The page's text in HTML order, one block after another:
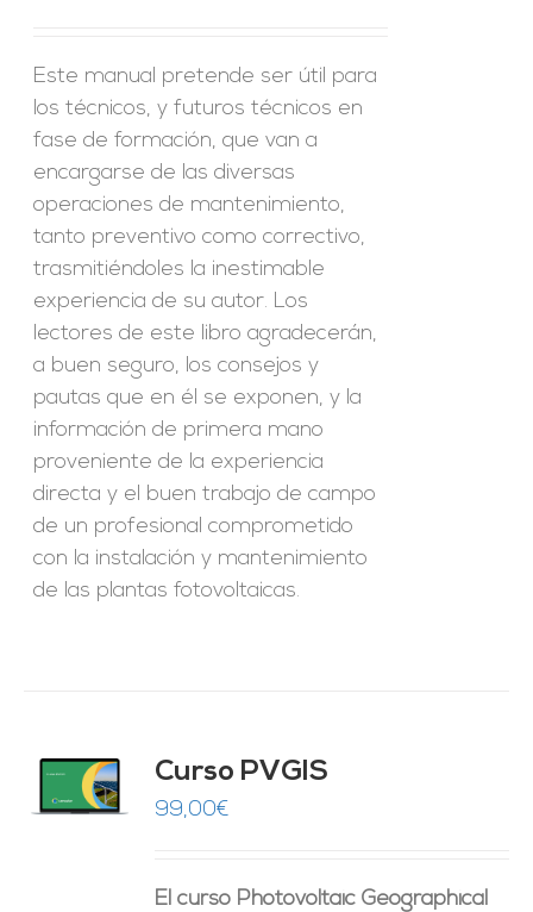
Este manual pretende ser útil para
los técnicos, y futuros técnicos en
fase de formación, que van a
encargarse de las diversas
operaciones de mantenimiento,
tanto preventivo como correctivo,
trasmitiéndoles la inestimable
experiencia de su autor. Los
lectores de este libro agradecerán,
a buen seguro, los consejos y
pautas que en él se exponen, y la
información de primera mano
proveniente de la experiencia
directa y el buen trabajo de campo
de un profesional comprometido
con la instalación y mantenimiento
de las plantas fotovoltaicas.
Curso PVGIS
99,00€
El curso Photovoltaic Geographical